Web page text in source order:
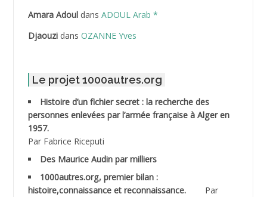
ABDELLI Mohamed
ABDELLI Mohamed *
ABDELMOUMENE Ahmed
ABDESMED Mohamed ben Kaddour
ABDESSELAMI Kouider
ABDESSLEM Ahmed dit le Coiffeur
Amara Adouldans ADOUL Arab *
Djaouzidans OZANNE Yves
Le projet 1000autres.org
Histoire d’un fichier secret : la recherche des
personnes enlevées par l’armée française à Alger en
1957.
Par Fabrice Riceputi
Des Maurice Audin par milliers
1000autres.org, premier bilan :
histoire,connaissance et reconnaissance.
Par